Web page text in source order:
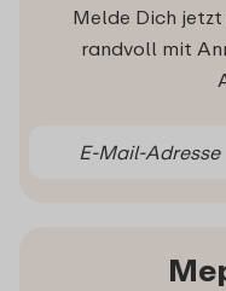
Melde Dich
randvoll mit